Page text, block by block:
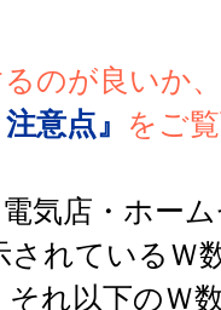
のが良いか
意点』
をご
気店・ホー
れているＷ
れ以下のＷ